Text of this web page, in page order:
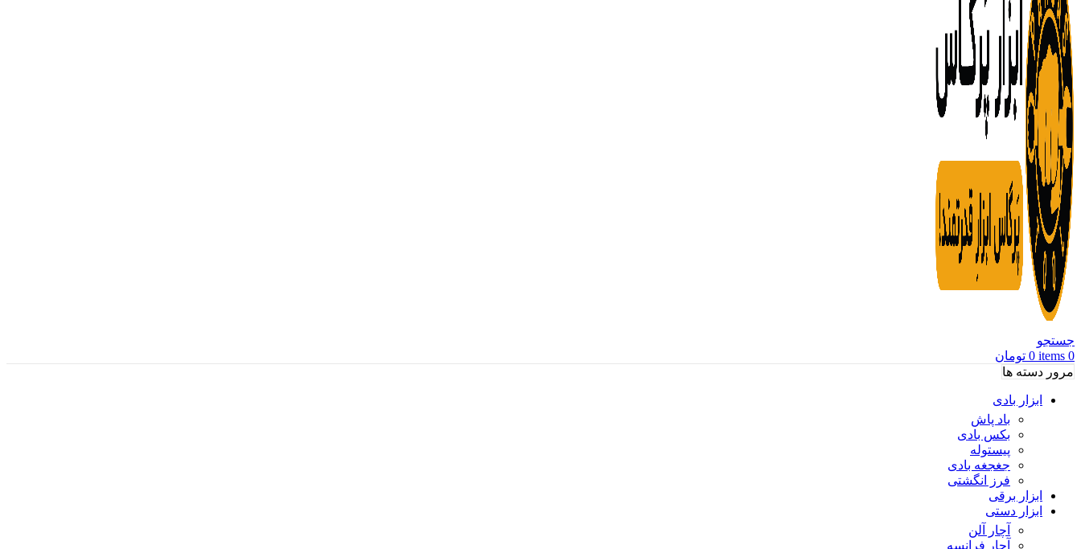
جستجو
0
items
0 تومان
مرور دسته ها
ابزار بادی
باد پاش
بکس بادی
پیستوله
جغجغه بادی
فرز انگشتی
ابزار برقی
ابزار دستی
آچار آلن
آچار فرانسه